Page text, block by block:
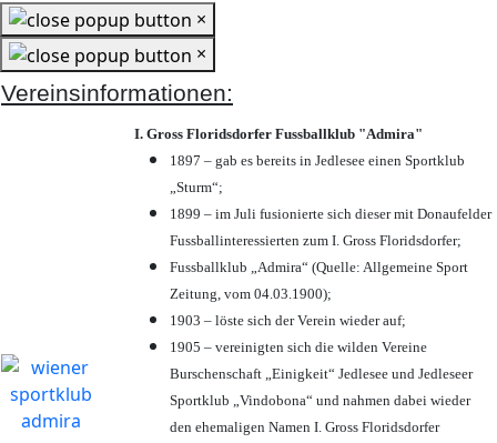
×
×
Vereinsinformationen:
I. Gross Floridsdorfer Fussballklub "Admira"
1897 – gab es bereits in Jedlesee einen Sportklub
„Sturm“;
1899 – im Juli fusionierte sich dieser mit Donaufelder
Fussballinteressierten zum I. Gross Floridsdorfer;
Fussballklub „Admira“ (Quelle: Allgemeine Sport
Zeitung, vom 04.03.1900);
1903 – löste sich der Verein wieder auf;
1905 – vereinigten sich die wilden Vereine
Burschenschaft „Einigkeit“ Jedlesee und Jedleseer
Sportklub „Vindobona“ und nahmen dabei wieder
den ehemaligen Namen I. Gross Floridsdorfer